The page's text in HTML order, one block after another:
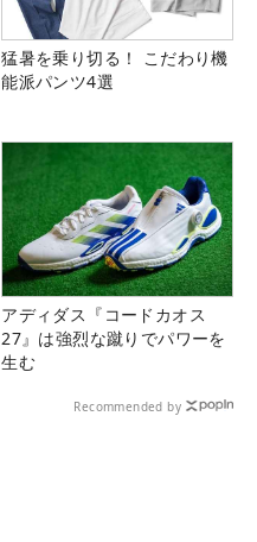
猛暑を乗り切る！ こだわり機
能派パンツ4選
アディダス『コードカオス
27』は強烈な蹴りでパワーを
生む
Recommended by